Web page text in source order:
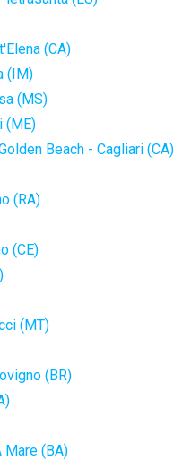
(CA)
(IM)
(MS)
(ME)
Beach - Cagliari (CA)
(RA)
(CE)
(MT)
(BR)
Mare (BA)